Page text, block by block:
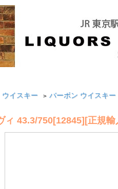
ウイスキー > バーボン ウイスキー
ィ 43.3/750[12845][正規